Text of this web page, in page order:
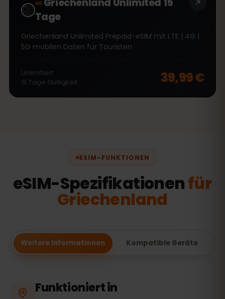
Tage
Griechenland Unlimited Prepaid-eSIM mit LTE | 4G |
5G mobilen Daten für Touristen
Unlimitiert
15 Tage Gültigkeit 39,99 €
ESIM-FUNKTIONEN
eSIM-Spezifikationenfür
Griechenland
Weitere Informationen Kompatible Geräte
Funktioniert in